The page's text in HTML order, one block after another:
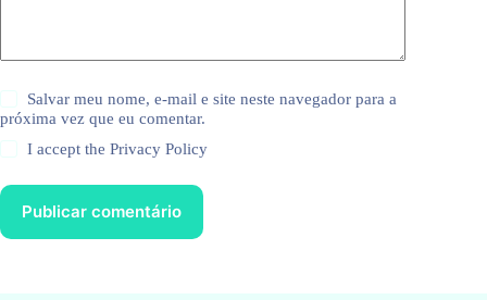
Salvar meu nome, e-mail e site neste navegador para a
próxima vez que eu comentar.
I accept thePrivacy Policy
Publicar comentário